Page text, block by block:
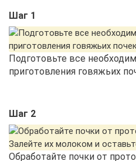
Шаг 1
Подготовьте все
приготовления говяжьих
Шаг 2
Обработайте почки от